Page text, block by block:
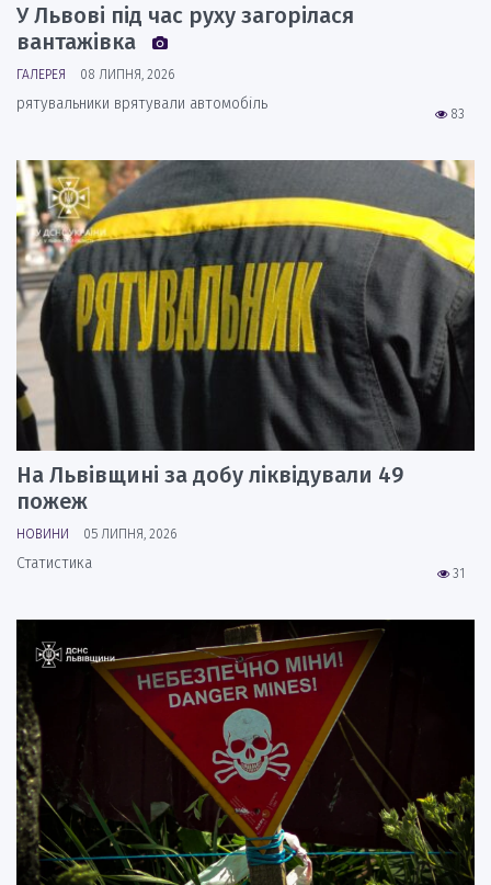
У Львові під час руху загорілася
вантажівка
ГАЛЕРЕЯ 08 ЛИПНЯ, 2026
83
рятувальники врятували автомобіль
На Львівщині за добу ліквідували 49
пожеж
НОВИНИ 05 ЛИПНЯ, 2026
31
Статистика